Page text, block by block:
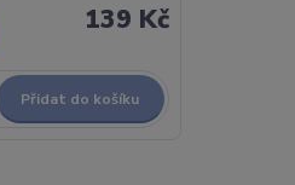
139 Kč
Přidat do košíku